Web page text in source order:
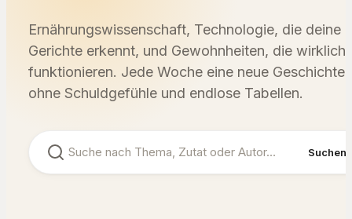
Ernährungswissenschaft, Technologie, die deine
Gerichte erkennt, und Gewohnheiten, die wirklich
funktionieren. Jede Woche eine neue Geschichte,
ohne Schuldgefühle und endlose Tabellen.
Suchen